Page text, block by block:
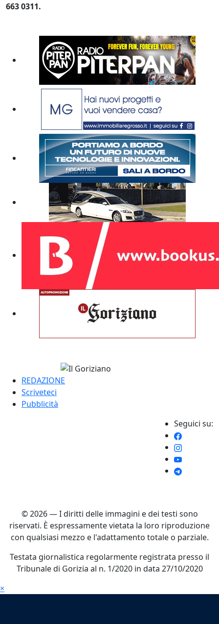
663 0311.
REDAZIONE
Scriveteci
Pubblicità
Seguici su:
© 2026 — I diritti delle immagini e dei testi sono
riservati. È espressamente vietata la loro riproduzione
con qualsiasi mezzo e l'adattamento totale o parziale.
Testata giornalistica regolarmente registrata presso il
Tribunale di Gorizia al n. 1/2020 in data 27/10/2020
×